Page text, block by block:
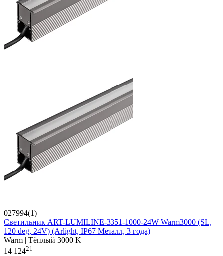
027994(1)
Светильник ART-LUMILINE-3351-1000-24W Warm3000 (SL,
120 deg, 24V) (Arlight, IP67 Металл, 3 года)
Warm | Тёплый 3000 K
14 12421